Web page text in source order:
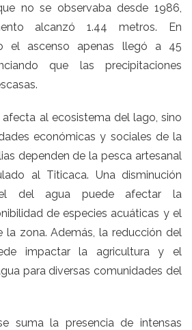
no se observaba desde 1986,
alcanzó 1.44 metros. En
el ascenso apenas llegó a 45
que las precipitaciones
al ecosistema del lago, sino
económicas y sociales de la
dependen de la pesca artesanal
al Titicaca. Una disminución
del agua puede afectar la
de especies acuáticas y el
la zona. Además, la reducción del
impactar la agricultura y el
para diversas comunidades del
suma la presencia de intensas